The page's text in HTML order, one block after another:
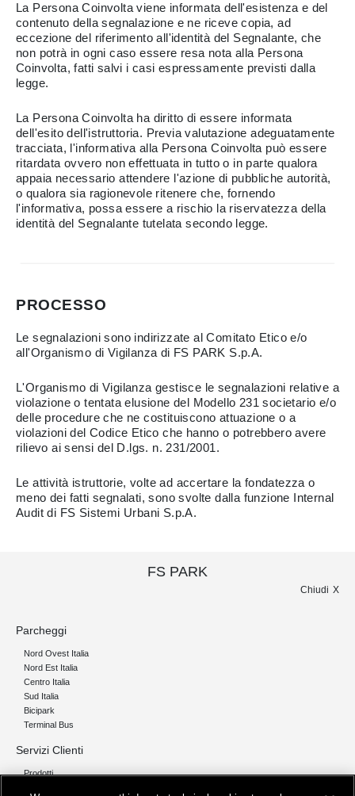
La Persona Coinvolta viene informata dell'esistenza e del
contenuto della segnalazione e ne riceve copia, ad
eccezione del riferimento all'identità del Segnalante, che
non potrà in ogni caso essere resa nota alla Persona
Coinvolta, fatti salvi i casi espressamente previsti dalla
legge.
La Persona Coinvolta ha diritto di essere informata
dell'esito dell'istruttoria. Previa valutazione adeguatamente
tracciata, l'informativa alla Persona Coinvolta può essere
ritardata ovvero non effettuata in tutto o in parte qualora
appaia necessario attendere l'azione di pubbliche autorità,
o qualora sia ragionevole ritenere che, fornendo
l'informativa, possa essere a rischio la riservatezza della
identità del Segnalante tutelata secondo legge.
PROCESSO
Le segnalazioni sono indirizzate al Comitato Etico e/o
all'Organismo di Vigilanza di FS PARK S.p.A.
L'Organismo di Vigilanza gestisce le segnalazioni relative a
violazione o tentata elusione del Modello 231 societario e/o
delle procedure che ne costituiscono attuazione o a
violazioni del Codice Etico che hanno o potrebbero avere
rilievo ai sensi del D.lgs. n. 231/2001.
Le attività istruttorie, volte ad accertare la fondatezza o
meno dei fatti segnalati, sono svolte dalla funzione Internal
Audit di FS Sistemi Urbani S.p.A.
FS PARK
Chiudi
Parcheggi
Nord Ovest Italia
Nord Est Italia
Centro Italia
Sud Italia
Bicipark
Terminal Bus
Servizi Clienti
Prodotti